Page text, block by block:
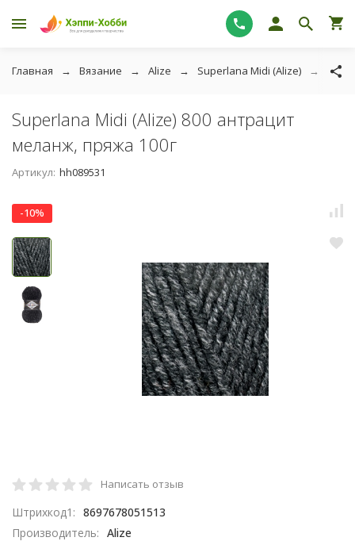
Главная Вязание Alize Superlana Midi (Alize)
Superlana Midi (Alize) 800 антрацит
меланж, пряжа 100г
Артикул: hh089531
-10%
Написать отзыв
Штрихкод1: 8697678051513
Производитель: Alize